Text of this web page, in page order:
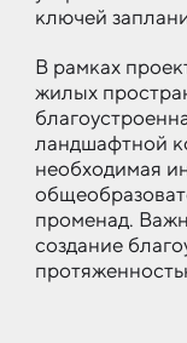
ключей
В рамках
жилых
ландшафтной
необходимая
променад.
создание